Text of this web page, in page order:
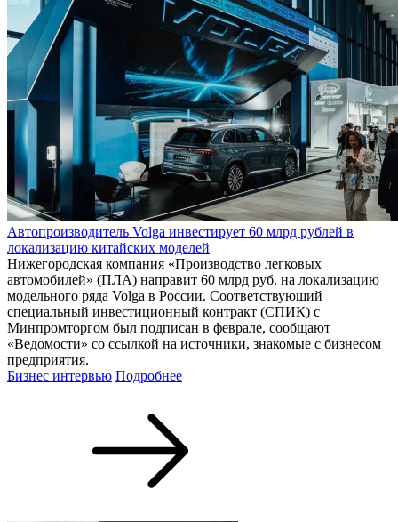
Автопроизводитель Volga инвестирует 60 млрд рублей в
локализацию китайских моделей
Нижегородская компания «Производство легковых
автомобилей» (ПЛА) направит 60 млрд руб. на локализацию
модельного ряда Volga в России. Соответствующий
специальный инвестиционный контракт (СПИК) с
Минпромторгом был подписан в феврале, сообщают
«Ведомости» со ссылкой на источники, знакомые с бизнесом
предприятия.
Бизнес интервью Подробнее